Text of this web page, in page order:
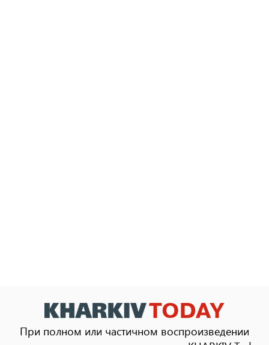
При полном или частичном воспроизведении